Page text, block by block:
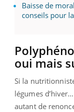
Baisse de
conseils pour
oui mais
Si la
légumes
autant de